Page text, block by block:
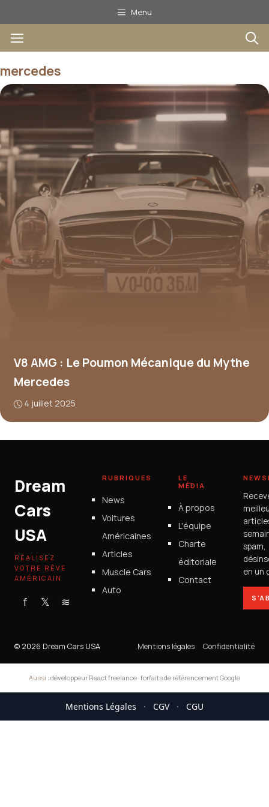
au
contenu
Menu
Menu
mercedes
V8 AMG : Le Poumon Mécanique du Mythe
Mercedes
4 juillet 2025
Dream
Cars
USA
RÉALISEZ
VOTRE RÊVE
AMÉRICAIN
f 𝕏 ≋
RUBRIQUES
News
Voitures
Américaines
Articles
Muscle Cars
Auto
LE
MÉDIA
À propos
L'équipe
Charte
éditoriale
Contact
spam,
en un
© 2026 Dream Cars USA Mentions légales Confidentialité
Aussi : développeur React freelance ·forfaits de référencement Google
Mentions Légales · CGV · CGU